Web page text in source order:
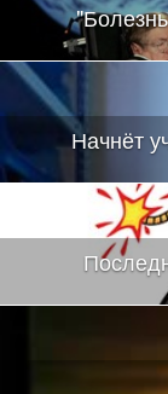
Начнёт